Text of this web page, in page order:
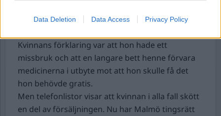
Data Deletion Data Access Privacy Policy
enorma mängder tramadol, 21 575 tabletter
Kvinnans förklaring var att hon hade ett
missbruk och att en langare bett henne förvara
medicinerna i utbyte mot att hon skulle få det
hon behövde gratis.
Men telefonlistor visar att kvinnan i alla fall skött
en del av försäljningen. Nu har Malmö tingsrätt